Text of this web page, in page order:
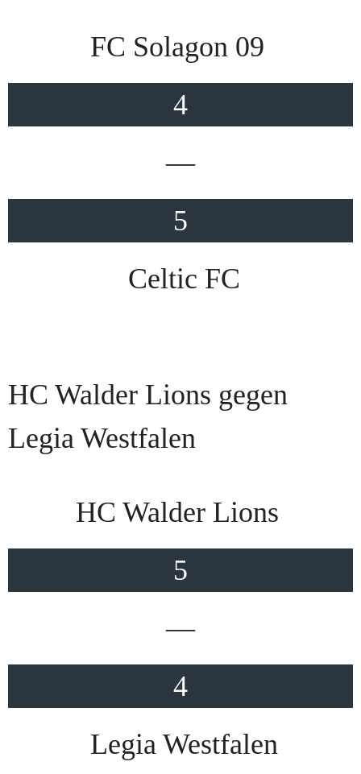
FC Solagon 09
4
—
5
Celtic FC
HC Walder Lions gegen
Legia Westfalen
HC Walder Lions
5
—
4
Legia Westfalen